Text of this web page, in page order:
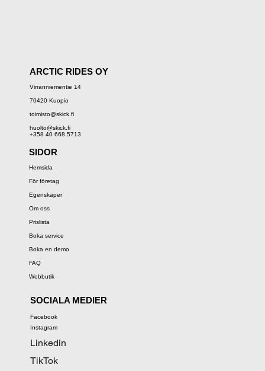
ARCTIC RIDES OY
Virranniementie 14
70420 Kuopio
toimisto@skick.fi
huolto@skick.fi
+358 40 668 5713
SIDOR
Hemsida
För företag
Egenskaper
Om oss
Prislista
Boka service
Boka en demo
FAQ
Webbutik
SOCIALA MEDIER
Facebook
Instagram
Linkedin
TikTok